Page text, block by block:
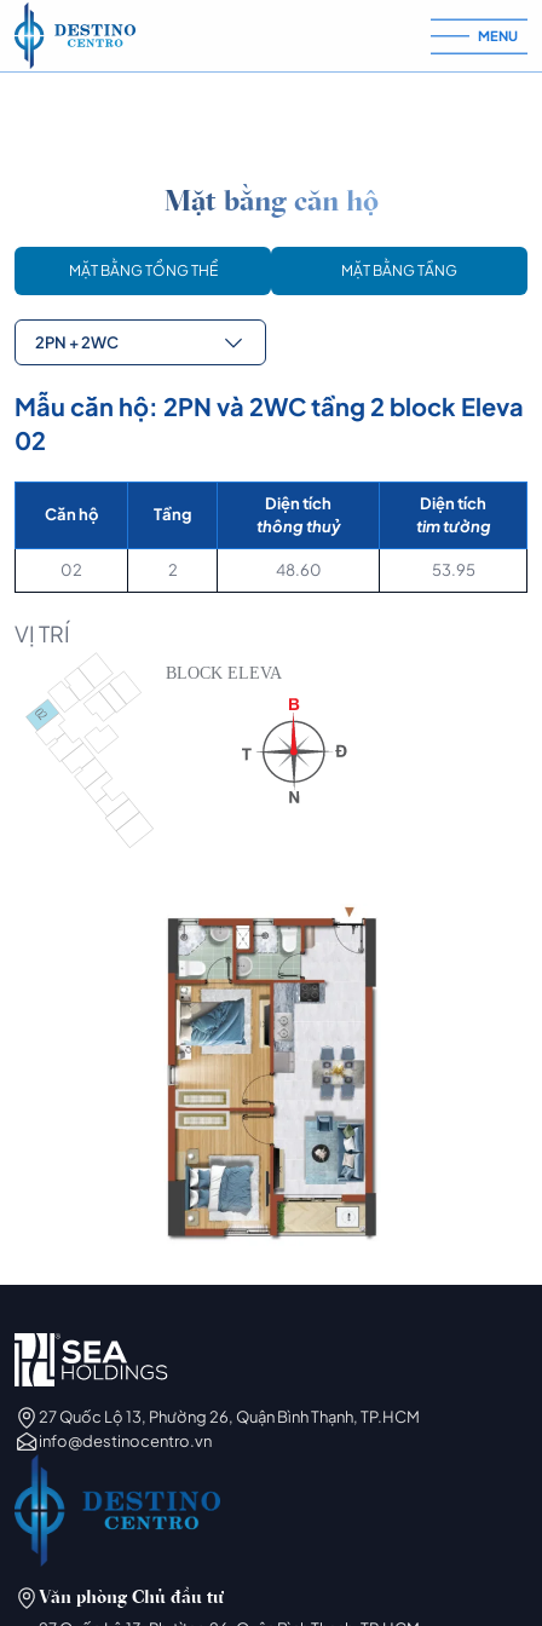
Skip to content
MENU
Mặt bằng căn hộ
MẶT BẰNG TỔNG THỂ MẶT BẰNG TẦNG
2PN + 2WC
Mẫu căn hộ: 2PN và 2WC tầng 2 block Eleva
02
Căn hộ Tầng
Diện tích
thông thuỷ
Diện tích
tim tường
02 2 48.60 53.95
VỊ TRÍ
27 Quốc Lộ 13, Phường 26, Quận Bình Thạnh, TP.HCM
info@destinocentro.vn
Văn phòng Chủ đầu tư